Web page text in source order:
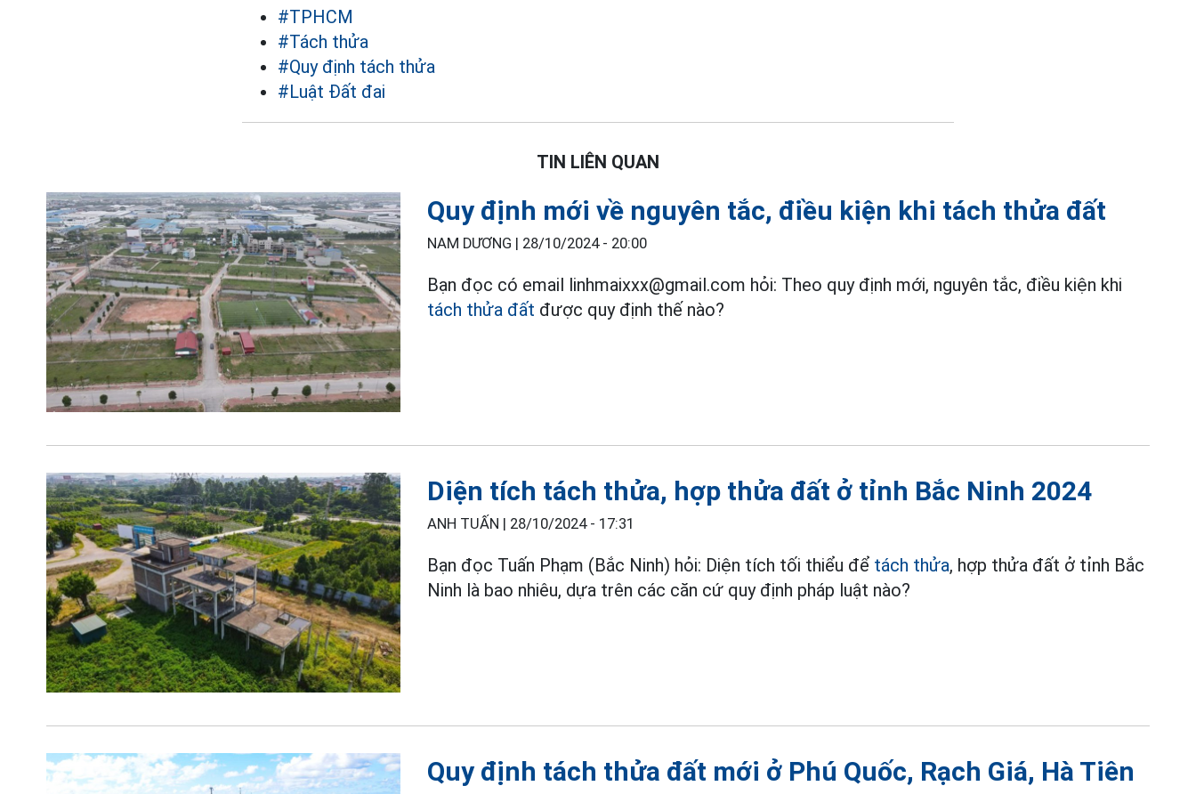
#TPHCM
#Tách thửa
#Quy định tách thửa
#Luật Đất đai
TIN LIÊN QUAN
Quy định mới về nguyên tắc, điều kiện khi tách thửa đất
NAM DƯƠNG | 28/10/2024 - 20:00
Bạn đọc có email linhmaixxx@gmail.com hỏi: Theo quy định mới, nguyên tắc, điều kiện khi
tách thửa đất được quy định thế nào?
Diện tích tách thửa, hợp thửa đất ở tỉnh Bắc Ninh 2024
ANH TUẤN | 28/10/2024 - 17:31
Bạn đọc Tuấn Phạm (Bắc Ninh) hỏi: Diện tích tối thiểu để tách thửa, hợp thửa đất ở tỉnh Bắc
Ninh là bao nhiêu, dựa trên các căn cứ quy định pháp luật nào?
Quy định tách thửa đất mới ở Phú Quốc, Rạch Giá, Hà Tiên